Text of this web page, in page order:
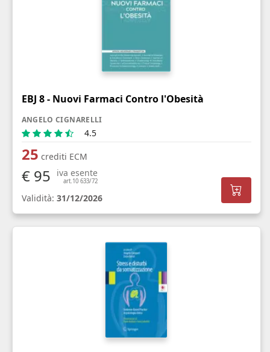
EBJ 8 - Nuovi Farmaci Contro l'Obesità
ANGELO CIGNARELLI
4.5
25 crediti ECM
€ 95 iva esente
art.10 633/72
Validità: 31/12/2026